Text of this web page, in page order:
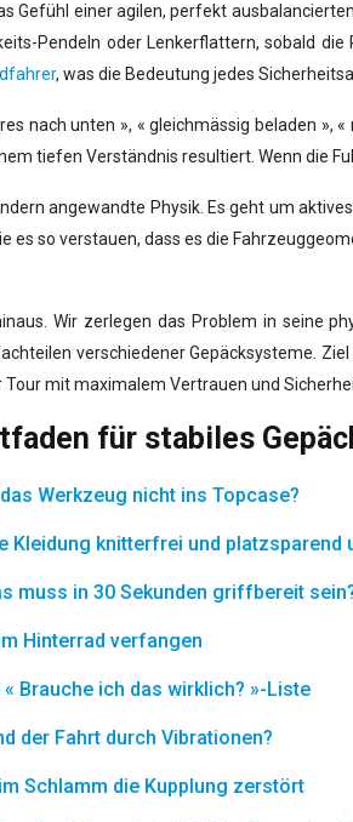
Gefühl einer agilen, perfekt
Pendeln oder Lenkerflattern, sobald
, was die Bedeutung jedes
nach unten », « gleichmässig beladen
tiefen Verständnis resultiert. Wenn die
angewandte Physik. Es geht um
es so verstauen, dass es die
Wir zerlegen das Problem in seine
verschiedener Gepäcksysteme.
mit maximalem Vertrauen und
für stabiles
Werkzeug nicht ins Topcase?
Kleidung knitterfrei und platzsparend
muss in 30 Sekunden griffbereit
Hinterrad verfangen
Brauche ich das wirklich? »-Liste
der Fahrt durch Vibrationen?
Schlamm die Kupplung zerstört